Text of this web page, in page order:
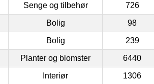
Senge og tilbehør 726
Bolig 98
Bolig 239
Planter og blomster 6440
Interiør 1306